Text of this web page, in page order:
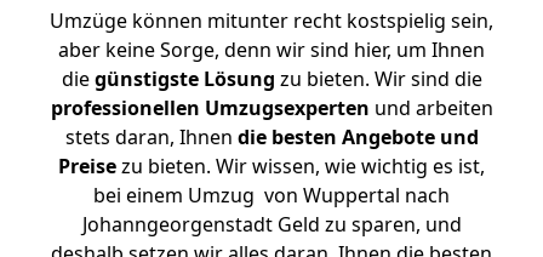
Umzüge können mitunter recht kostspielig sein,
aber keine Sorge, denn wir sind hier, um Ihnen
diegünstigste Lösung zu bieten. Wir sind die
professionellen Umzugsexperten und arbeiten
stets daran, Ihnen die besten Angebote und
Preisezu bieten. Wir wissen, wie wichtig es ist,
bei einem Umzug von Wuppertal nach
Johanngeorgenstadt Geld zu sparen, und